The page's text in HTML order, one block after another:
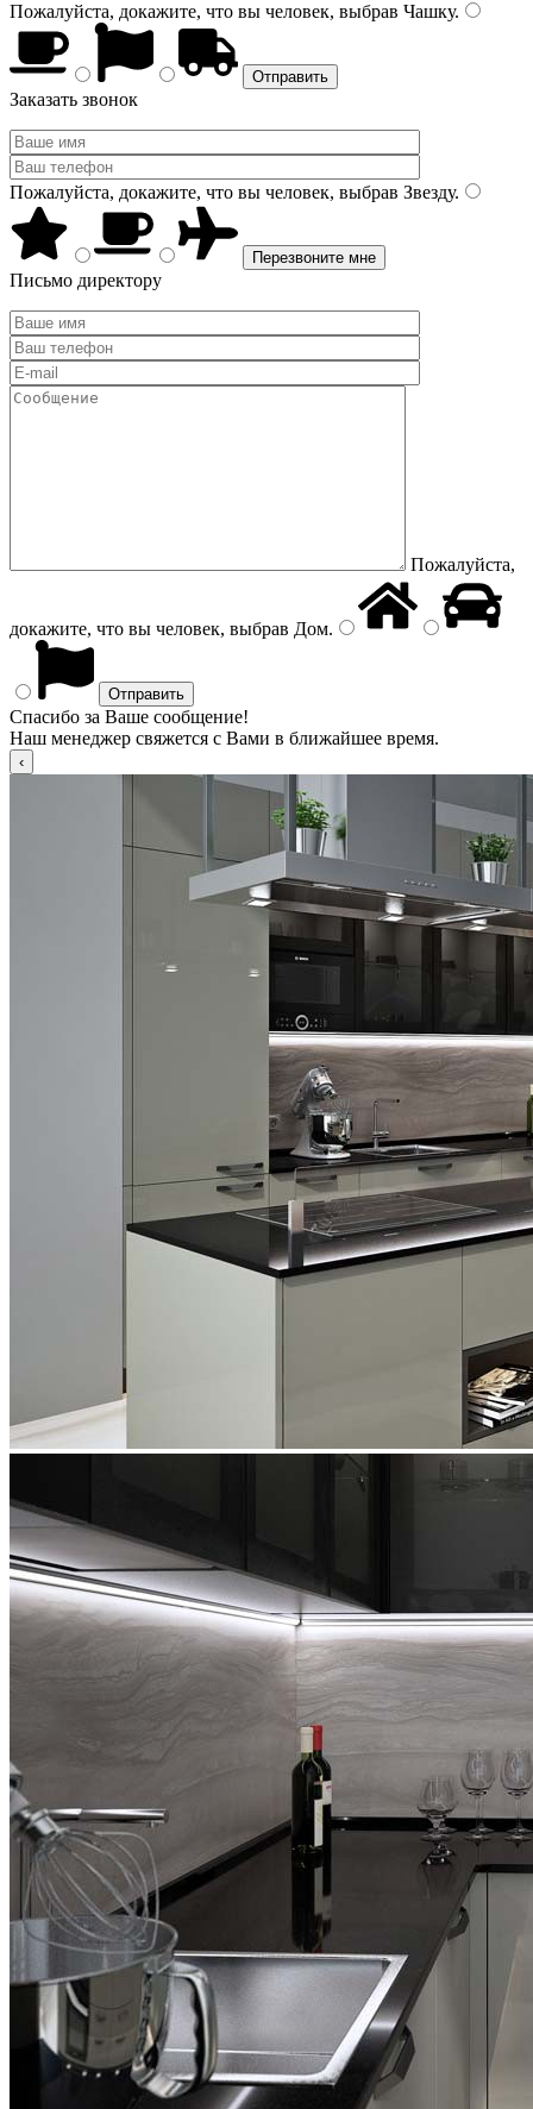
Пожалуйста, докажите, что вы человек, выбрав Чашку.
Заказать звонок
Пожалуйста, докажите, что вы человек, выбрав Звезду.
Письмо директору
Пожалуйста,
докажите, что вы человек, выбрав Дом.
Спасибо за Ваше сообщение!
Наш менеджер свяжется с Вами в ближайшее время.